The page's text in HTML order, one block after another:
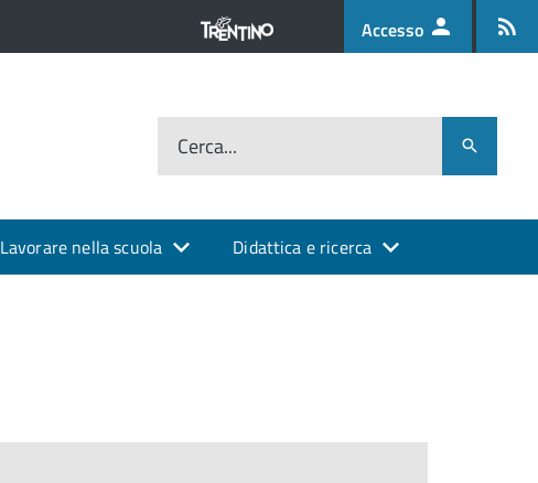
Accesso
Cerca...
Lavorare nella scuola Didattica e ricerca